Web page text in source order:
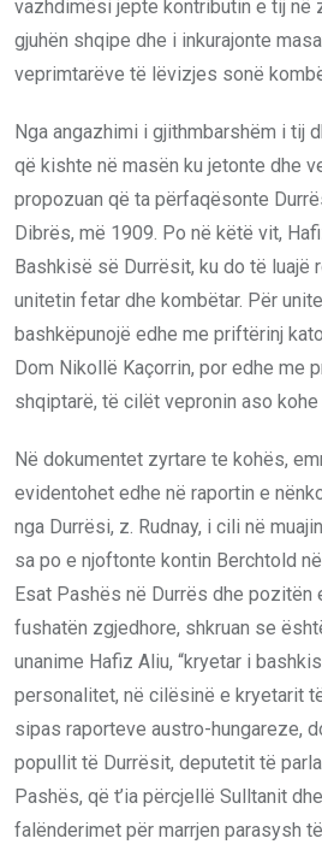
vazhdimësi jepte kontributin e tij në
gjuhën shqipe dhe i inkurajonte
veprimtarëve të lëvizjes sonë
Nga angazhimi i gjithmbarshëm i tij
që kishte në masën ku jetonte dhe
propozuan që ta përfaqësonte
Dibrës, më 1909. Po në këtë vit,
Bashkisë së Durrësit, ku do të luajë
unitetin fetar dhe kombëtar. Për
bashkëpunojë edhe me priftërinj
Dom Nikollë Kaçorrin, por edhe me
shqiptarë, të cilët vepronin aso
Në dokumentet zyrtare te kohës,
evidentohet edhe në raportin e
nga Durrësi, z. Rudnay, i cili në
sa po e njoftonte kontin Berchtold
Esat Pashës në Durrës dhe pozitën
fushatën zgjedhore, shkruan se
unanime Hafiz Aliu, “kryetar i
personalitet, në cilësinë e kryetarit
sipas raporteve austro-hungareze,
popullit të Durrësit, deputetit të
Pashës, që t’ia përcjellë Sulltanit
falënderimet për marrjen parasysh